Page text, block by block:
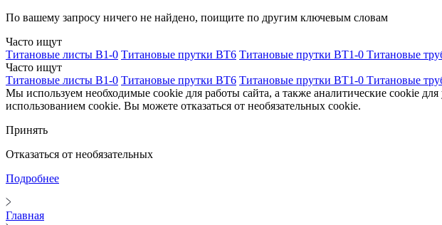
По вашему запросу ничего не найдено, поищите по другим ключевым словам
Часто ищут
Титановые листы В1-0 Титановые прутки ВТ6 Титановые прутки ВТ1-0 Титановые
Часто ищут
Титановые листы В1-0 Титановые прутки ВТ6 Титановые прутки ВТ1-0 Титановые
Мы используем необходимые cookie для работы сайта, а также аналитические cookie
использованием cookie. Вы можете отказаться от необязательных cookie.
Принять
Отказаться от необязательных
Подробнее
Главная